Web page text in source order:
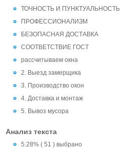
ТОЧНОСТЬ И ПУНКТУАЛЬНОСТЬ
ПРОФЕССИОНАЛИЗМ
БЕЗОПАСНАЯ ДОСТАВКА
СООТВЕТСТВИЕ ГОСТ
рассчитываем окна
2. Выезд замерщика
3. Производство окон
4. Доставка и монтаж
5. Вывоз мусора
Анализ текста
5.28% ( 51 ) выбрано